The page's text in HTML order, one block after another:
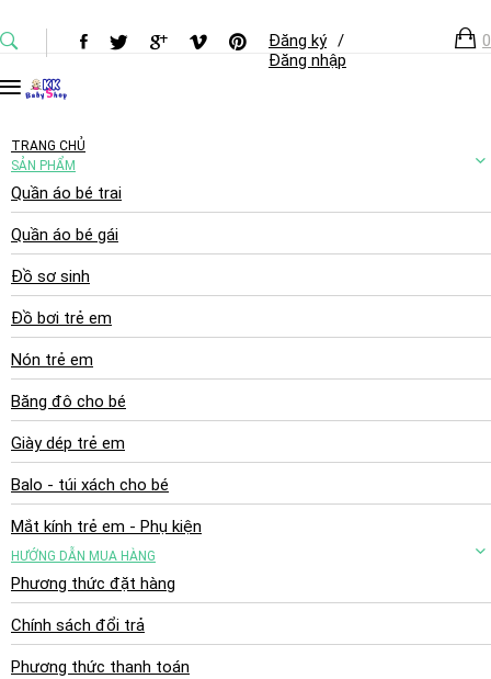
0
Đăng ký /
Đăng nhập
TRANG CHỦ
SẢN PHẨM
Quần áo bé trai
Quần áo bé gái
Đồ sơ sinh
Đồ bơi trẻ em
Nón trẻ em
Băng đô cho bé
Giày dép trẻ em
Balo - túi xách cho bé
Mắt kính trẻ em - Phụ kiện
HƯỚNG DẪN MUA HÀNG
Phương thức đặt hàng
Chính sách đổi trả
Phương thức thanh toán